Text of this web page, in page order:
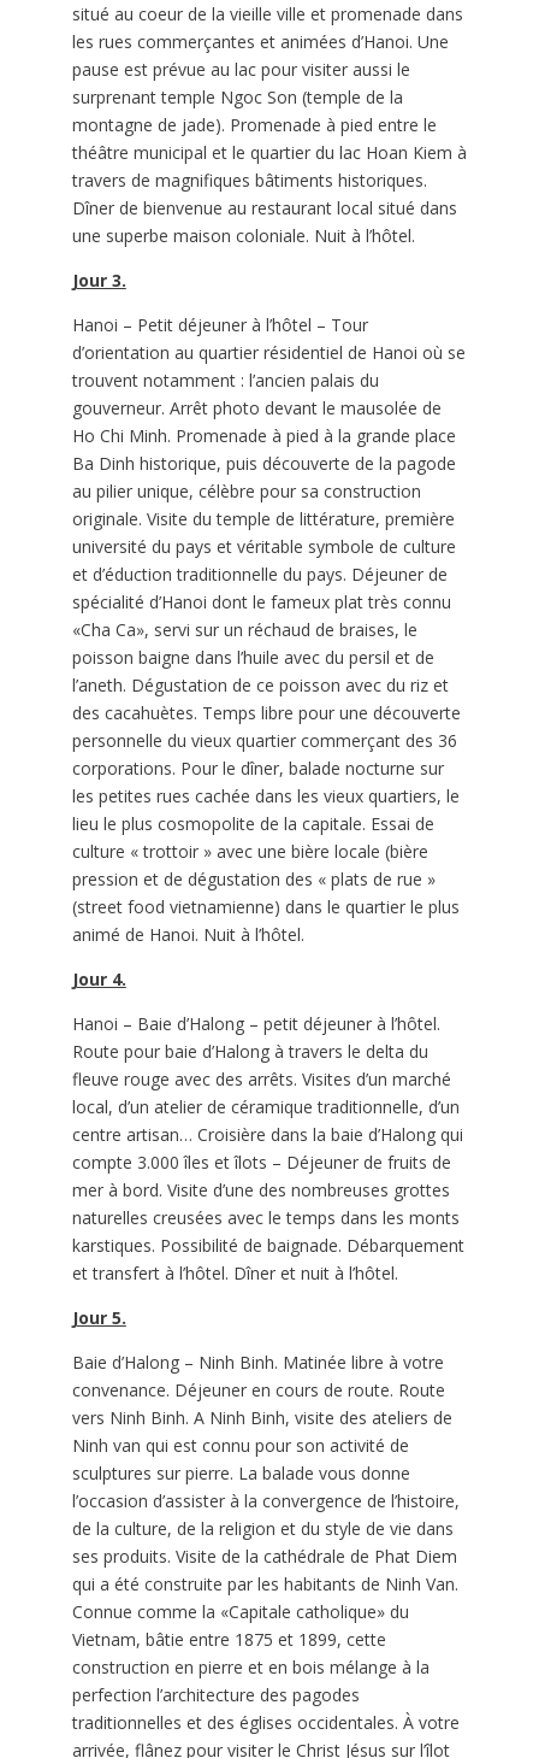
situé au coeur de la vieille ville et promenade dans
les rues commerçantes et animées d’Hanoi. Une
pause est prévue au lac pour visiter aussi le
surprenant temple Ngoc Son (temple de la
montagne de jade). Promenade à pied entre le
théâtre municipal et le quartier du lac Hoan Kiem à
travers de magnifiques bâtiments historiques.
Dîner de bienvenue au restaurant local situé dans
une superbe maison coloniale. Nuit à l’hôtel.
Jour 3.
Hanoi – Petit déjeuner à l’hôtel – Tour
d’orientation au quartier résidentiel de Hanoi où se
trouvent notamment : l’ancien palais du
gouverneur. Arrêt photo devant le mausolée de
Ho Chi Minh. Promenade à pied à la grande place
Ba Dinh historique, puis découverte de la pagode
au pilier unique, célèbre pour sa construction
originale. Visite du temple de littérature, première
université du pays et véritable symbole de culture
et d’éduction traditionnelle du pays. Déjeuner de
spécialité d’Hanoi dont le fameux plat très connu
«Cha Ca», servi sur un réchaud de braises, le
poisson baigne dans l’huile avec du persil et de
l’aneth. Dégustation de ce poisson avec du riz et
des cacahuètes. Temps libre pour une découverte
personnelle du vieux quartier commerçant des 36
corporations. Pour le dîner, balade nocturne sur
les petites rues cachée dans les vieux quartiers, le
lieu le plus cosmopolite de la capitale. Essai de
culture « trottoir » avec une bière locale (bière
pression et de dégustation des « plats de rue »
(street food vietnamienne) dans le quartier le plus
animé de Hanoi. Nuit à l’hôtel.
Jour 4.
Hanoi – Baie d’Halong – petit déjeuner à l’hôtel.
Route pour baie d’Halong à travers le delta du
fleuve rouge avec des arrêts. Visites d’un marché
local, d’un atelier de céramique traditionnelle, d’un
centre artisan… Croisière dans la baie d’Halong qui
compte 3.000 îles et îlots – Déjeuner de fruits de
mer à bord. Visite d’une des nombreuses grottes
naturelles creusées avec le temps dans les monts
karstiques. Possibilité de baignade. Débarquement
et transfert à l’hôtel. Dîner et nuit à l’hôtel.
Jour 5.
Baie d’Halong – Ninh Binh. Matinée libre à votre
convenance. Déjeuner en cours de route. Route
vers Ninh Binh. A Ninh Binh, visite des ateliers de
Ninh van qui est connu pour son activité de
sculptures sur pierre. La balade vous donne
l’occasion d’assister à la convergence de l’histoire,
de la culture, de la religion et du style de vie dans
ses produits. Visite de la cathédrale de Phat Diem
qui a été construite par les habitants de Ninh Van.
Connue comme la «Capitale catholique» du
Vietnam, bâtie entre 1875 et 1899, cette
construction en pierre et en bois mélange à la
perfection l’architecture des pagodes
traditionnelles et des églises occidentales. À votre
arrivée, flânez pour visiter le Christ Jésus sur l’îlot